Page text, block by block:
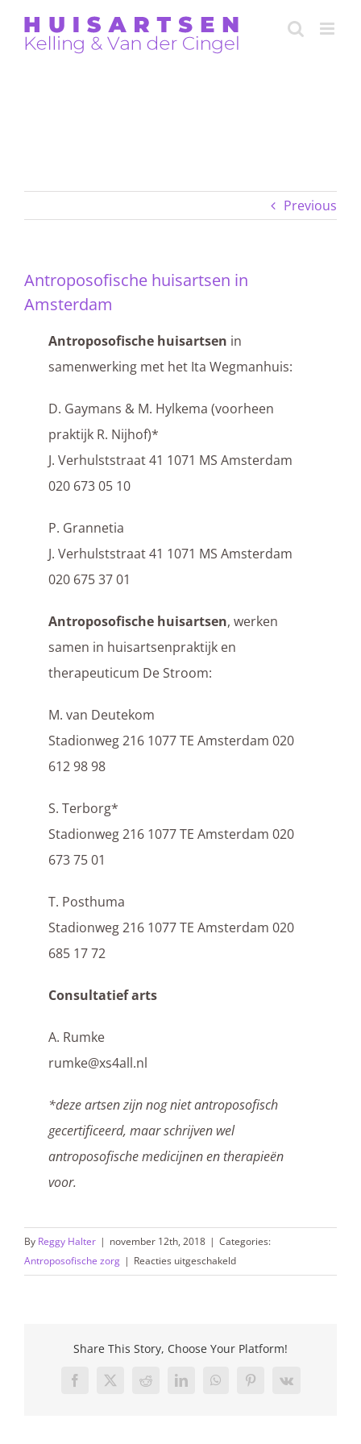
Previous
Antroposofische huisartsen in
Amsterdam
Antroposofische huisartsen in
samenwerking met het Ita Wegmanhuis:
D. Gaymans & M. Hylkema (voorheen
praktijk R. Nijhof)*
J. Verhulststraat 41 1071 MS Amsterdam
020 673 05 10
P. Grannetia
J. Verhulststraat 41 1071 MS Amsterdam
020 675 37 01
Antroposofische huisartsen, werken
samen in huisartsenpraktijk en
therapeuticum De Stroom:
M. van Deutekom
Stadionweg 216 1077 TE Amsterdam 020
612 98 98
S. Terborg*
Stadionweg 216 1077 TE Amsterdam 020
673 75 01
T. Posthuma
Stadionweg 216 1077 TE Amsterdam 020
685 17 72
Consultatief arts
A. Rumke
rumke@xs4all.nl
*deze artsen zijn nog niet antroposofisch
gecertificeerd, maar schrijven wel
antroposofische medicijnen en therapieën
voor.
By Reggy Halter | november 12th, 2018 | Categories:
Antroposofische zorg | Reacties uitgeschakeldvoor
Antroposofische
Share This Story, Choose Your Platform!
Facebook
X RedditLinkedInWhatsAppPinterest
Vk